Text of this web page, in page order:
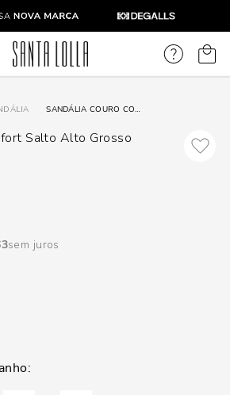
SANDÁLIA COURO CONFORT SALTO ALTO GROSSO CARAMELO
Salto Alto Grosso
sem juros